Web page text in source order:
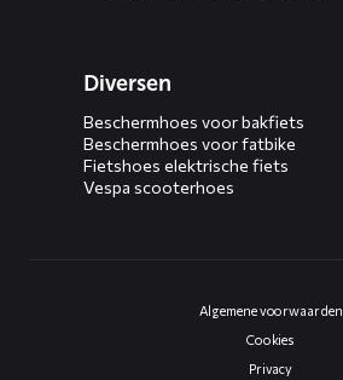
Diversen
Beschermhoes voor bakfiets
Beschermhoes voor fatbike
Fietshoes elektrische fiets
Vespa scooterhoes
Algemene voorwaarden
Cookies
Privacy